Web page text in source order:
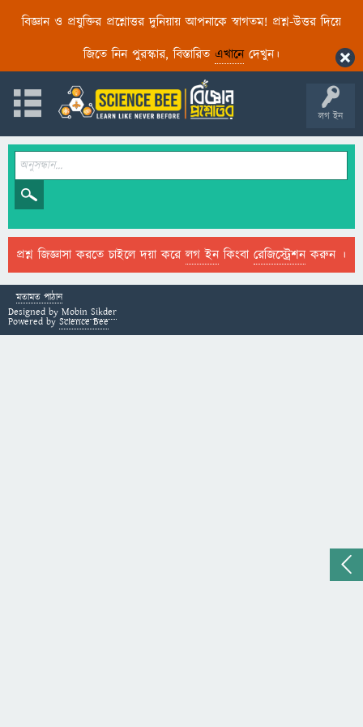
বিজ্ঞান ও প্রযুক্তির প্রশ্নোত্তর দুনিয়ায় আপনাকে স্বাগতম! প্রশ্ন-উত্তর দিয়ে
জিতে নিন পুরস্কার, বিস্তারিত এখানেদেখুন।
লগ ইন
প্রশ্ন জিজ্ঞাসা করতে চাইলে দয়া করেলগ ইনকিংবা রেজিস্ট্রেশনকরুন ।
মতামত পাঠান
Designed by Mobin Sikder
Powered by Science Bee